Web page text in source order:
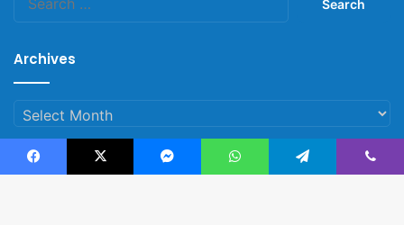
အားလုံးကို
ကျော်နေပြီ။
ဖြစ်သေးတဲ့အတွက်NUGက မြို့နယ်ဘုတ်အဖွဲ့တွေကို သူတို့
ရဲ့ သင်ရိုးအတိုင်း ကျောင်းတွေဖွင့်လှစ်ပြီး သင်ခိုင်းထားပါတယ်။
သင်ထားခိုင်းတယ်ဆိုပေမယ့်လည်း
သူတို့နဲ့
တိုင်ပင်ဆွေးနွေးရမယ့်
Archives
Archives
Facebook X Messenger WhatsApp Telegram Viber